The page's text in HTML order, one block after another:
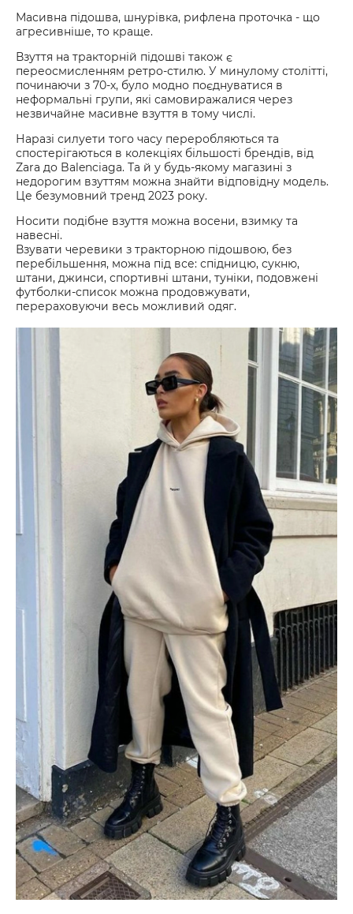
Масивна підошва, шнурівка, рифлена проточка - що
агресивніше, то краще.
Взуття на тракторній підошві також є
переосмисленням ретро-стилю. У минулому столітті,
починаючи з 70-х, було модно поєднуватися в
неформальні групи, які самовиражалися через
незвичайне масивне взуття в тому числі.
Наразі силуети того часу переробляються та
спостерігаються в колекціях більшості брендів, від
Zara до Balenciaga. Та й у будь-якому магазині з
недорогим взуттям можна знайти відповідну модель.
Це безумовний тренд 2023 року.
Носити подібне взуття можна восени, взимку та
навесні.
Взувати черевики з тракторною підошвою, без
перебільшення, можна під все: спідницю, сукню,
штани, джинси, спортивні штани, туніки, подовжені
футболки-список можна продовжувати,
перераховуючи весь можливий одяг.